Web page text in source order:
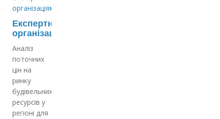
Експертним
організаціям
Аналіз
поточних
цін на
ринку
будівельних
ресурсів у
регіоні для